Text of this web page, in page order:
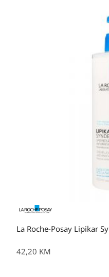
La Roche-Posay Lipikar
42,20 KM